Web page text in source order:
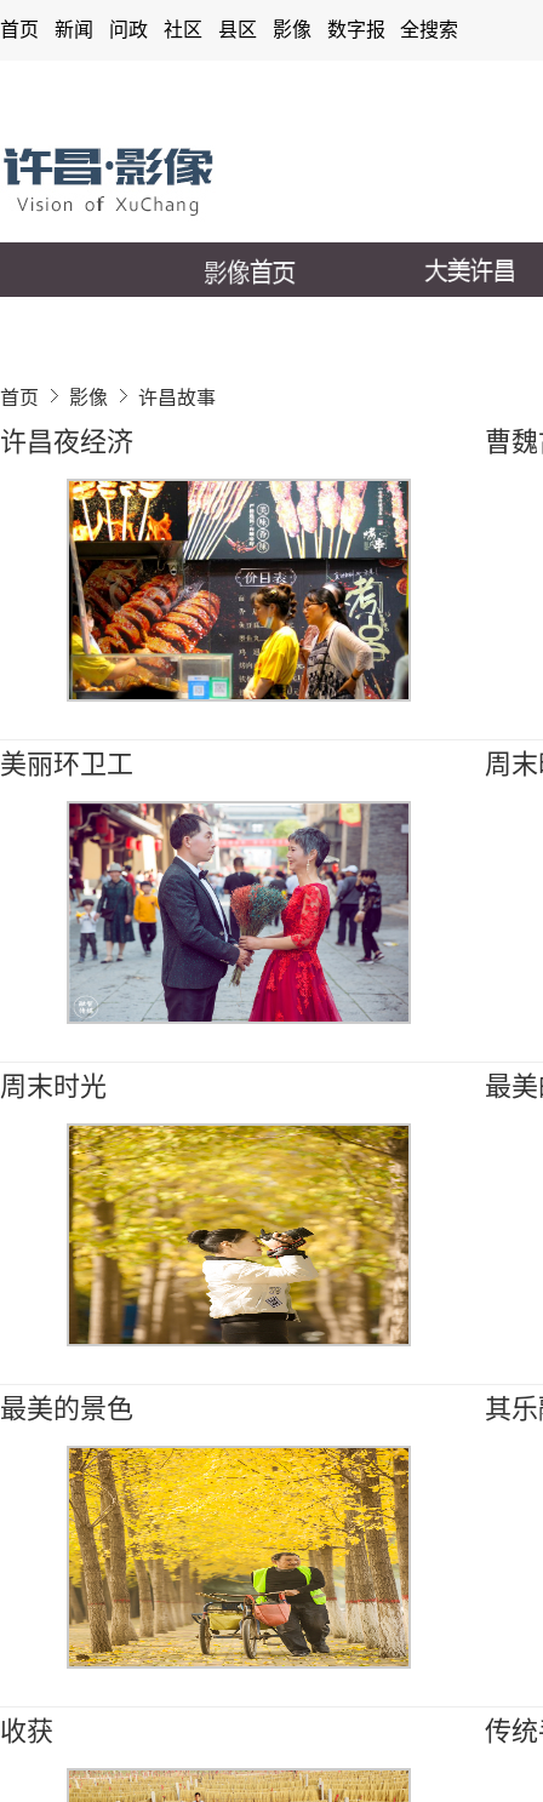
首页 新闻 问政 社区 县区 影像 数字报 全搜索
首页 影像 许昌故事
许昌夜经济 曹
美丽环卫工 周
周末时光 最
最美的景色 其
收获 传